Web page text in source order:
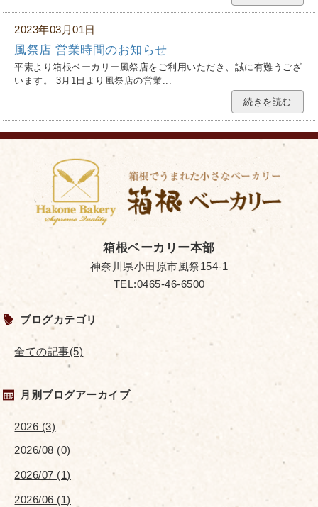
2023年03月01日
風祭店 営業時間のお知らせ
平素より箱根ベーカリー風祭店をご利用いただき、誠に有難うござ
います。 3月1日より風祭店の営業...
続きを読む
箱根ベーカリー本部
神奈川県小田原市風祭154-1
TEL:0465-46-6500
ブログカテゴリ
全ての記事(5)
月別ブログアーカイブ
2026 (3)
2026/08 (0)
2026/07 (1)
2026/06 (1)